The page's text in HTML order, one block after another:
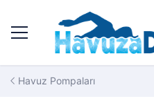
Havuz Pompaları